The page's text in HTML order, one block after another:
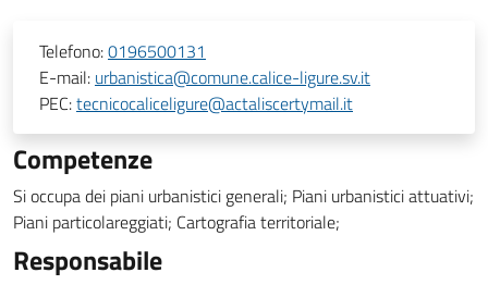
Telefono:0196500131
E-mail: urbanistica@comune.calice-ligure.sv.it
PEC:tecnicocaliceligure@actaliscertymail.it
Competenze
Si occupa dei piani urbanistici generali; Piani urbanistici attuativi;
Piani particolareggiati; Cartografia territoriale;
Responsabile